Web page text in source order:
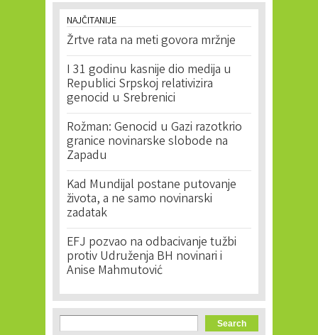
NAJČITANIJE
Žrtve rata na meti govora mržnje
I 31 godinu kasnije dio medija u
Republici Srpskoj relativizira
genocid u Srebrenici
Rožman: Genocid u Gazi razotkrio
granice novinarske slobode na
Zapadu
Kad Mundijal postane putovanje
života, a ne samo novinarski
zadatak
EFJ pozvao na odbacivanje tužbi
protiv Udruženja BH novinari i
Anise Mahmutović
Search form
Search